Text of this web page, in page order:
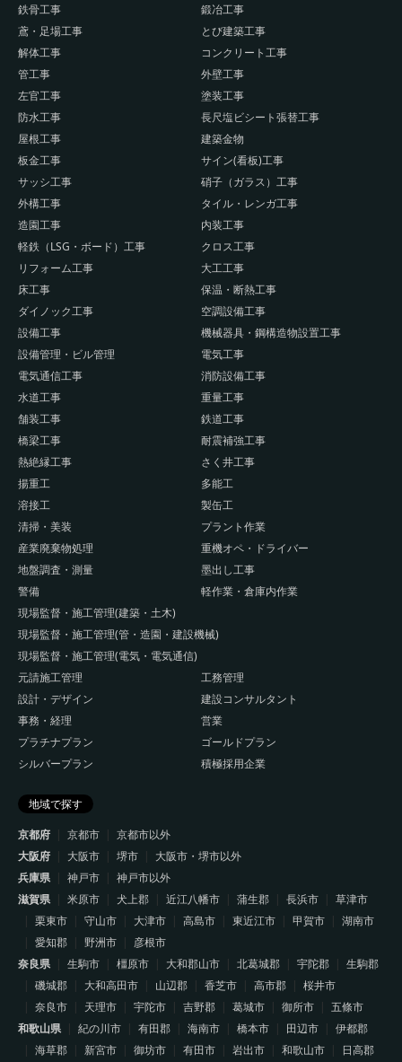
鉄骨工事
鍛冶工事
鳶・足場工事
とび建築工事
解体工事
コンクリート工事
管工事
外壁工事
左官工事
塗装工事
防水工事
長尺塩ビシート張替工事
屋根工事
建築金物
板金工事
サイン(看板)工事
サッシ工事
硝子（ガラス）工事
外構工事
タイル・レンガ工事
造園工事
内装工事
軽鉄（LSG・ボード）工事
クロス工事
リフォーム工事
大工工事
床工事
保温・断熱工事
ダイノック工事
空調設備工事
設備工事
機械器具・鋼構造物設置工事
設備管理・ビル管理
電気工事
電気通信工事
消防設備工事
水道工事
重量工事
舗装工事
鉄道工事
橋梁工事
耐震補強工事
熱絶縁工事
さく井工事
揚重工
多能工
溶接工
製缶工
清掃・美装
プラント作業
産業廃棄物処理
重機オペ・ドライバー
地盤調査・測量
墨出し工事
警備
軽作業・倉庫内作業
現場監督・施工管理(建築・土木)
現場監督・施工管理(管・造園・建設機械)
現場監督・施工管理(電気・電気通信)
元請施工管理
工務管理
設計・デザイン
建設コンサルタント
事務・経理
営業
プラチナプラン
ゴールドプラン
シルバープラン
積極採用企業
地域で探す
京都府
京都市
京都市以外
大阪府
大阪市 堺市
大阪市・堺市以外
兵庫県
神戸市
神戸市以外
滋賀県
米原市 犬上郡 近江八幡市 蒲生郡 長浜市
草津市
栗東市
守山市 大津市 高島市 東近江市 甲賀市
湖南市
愛知郡
野洲市
彦根市
奈良県
生駒市 橿原市 大和郡山市 北葛城郡 宇陀郡
生駒郡
磯城郡
大和高田市 山辺郡 香芝市 高市郡
桜井市
奈良市
天理市 宇陀市 吉野郡 葛城市 御所市
五條市
和歌山県
紀の川市 有田郡 海南市 橋本市 田辺市
伊都郡
海草郡
新宮市 御坊市 有田市 岩出市 和歌山市 日高郡